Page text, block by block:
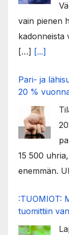
vain pienen
kadonneista
[…] [...]
Pari- ja
20 %
15 500
enemmän.
:TUOMIOT:
tuomittiin